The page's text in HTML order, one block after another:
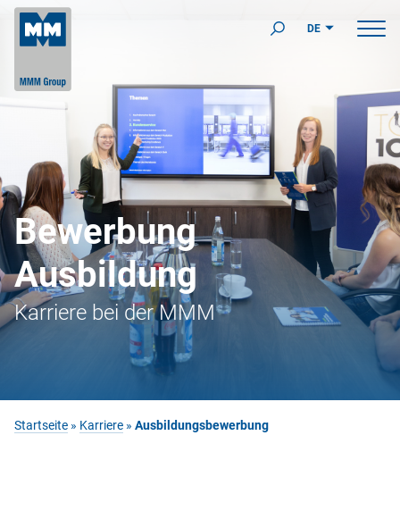
DE
Bewerbung
Ausbildung
Karriere bei der MMM
Startseite » Karriere » Ausbildungsbewerbung